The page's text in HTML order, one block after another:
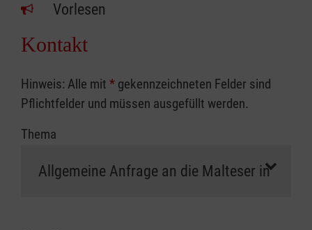
Vorlesen
Kontakt
Hinweis: Alle mit * gekennzeichneten Felder sind
Pflichtfelder und müssen ausgefüllt werden.
Thema